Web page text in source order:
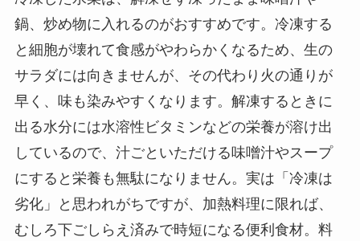
鍋、炒め物に入れるのがおすすめです。冷凍する
と細胞が壊れて食感がやわらかくなるため、生の
サラダには向きませんが、その代わり火の通りが
早く、味も染みやすくなります。解凍するときに
出る水分には水溶性ビタミンなどの栄養が溶け出
しているので、汁ごといただける味噌汁やスープ
にすると栄養も無駄になりません。実は「冷凍は
劣化」と思われがちですが、加熱料理に限れば、
むしろ下ごしらえ済みで時短になる便利食材。料